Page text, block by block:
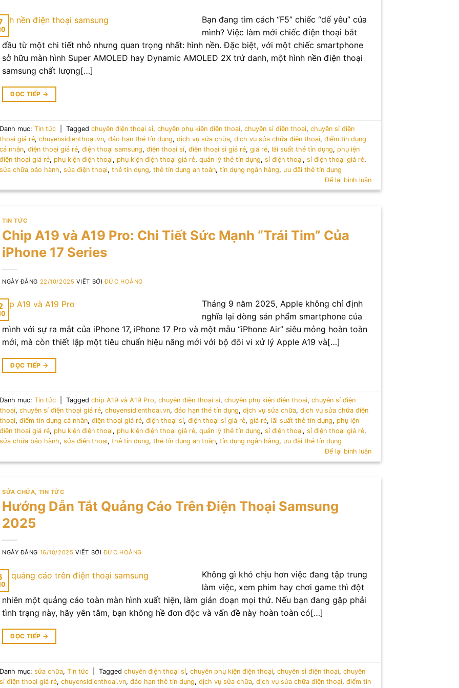
Bạn đang tìm cách “F5” chiếc “dế yêu” của
mình? Việc làm mới chiếc điện thoại bắt
đầu từ một chi tiết nhỏ nhưng quan trọng nhất: hình nền. Đặc biệt, với một chiếc smartphone
sở hữu màn hình Super AMOLED hay Dynamic AMOLED 2X trứ danh, một hình nền điện thoại
samsung chất lượng[…]
ĐỌC TIẾP →
Danh mục:Tin tức Taggedchuyên điện thoại sỉ,chuyên phụ kiện điện thoại,chuyên sỉ điện thoại,chuyên sỉ điện
thoại giá rẻ,chuyensidienthoai.vn,đáo hạn thẻ tín dụng,dịch vụ sửa chữa,dịch vụ sửa chữa điện thoại,điểm tín dụng
cá nhân,điện thoại giá rẻ,điện thoại samsung,điện thoại sỉ,điện thoại sỉ giá rẻ,giá rẻ, lãi suất thẻ tín dụng, phụ iện
điện thoại giá rẻ, phụ kiện điện thoại, phụ kiện điện thoại giá rẻ,quản lý thẻ tín dụng,sỉ điện thoại,sỉ điện thoại giá rẻ,
sửa chữa bảo hành,sửa điện thoại,thẻ tín dụng,thẻ tín dụng an toàn,tín dụng ngân hàng, ưu đãi thẻ tín dụng
Để lại bình luận
TIN TỨC
Chip A19 và A19 Pro: Chi Tiết Sức Mạnh “Trái Tim” Của
iPhone 17 Series
NGÀY ĐĂNG 22/10/2025 VIẾT BỞIĐỨC HOÀNG
Tháng 9 năm 2025, Apple không chỉ định
nghĩa lại dòng sản phẩm smartphone của
mình với sự ra mắt của iPhone 17, iPhone 17 Pro và một mẫu “iPhone Air” siêu mỏng hoàn toàn
mới, mà còn thiết lập một tiêu chuẩn hiệu năng mới với bộ đôi vi xử lý Apple A19 và[…]
ĐỌC TIẾP →
Danh mục:Tin tức Taggedchip A19 và A19 Pro,chuyên điện thoại sỉ,chuyên phụ kiện điện thoại,chuyên sỉ điện
thoại,chuyên sỉ điện thoại giá rẻ,chuyensidienthoai.vn,đáo hạn thẻ tín dụng,dịch vụ sửa chữa,dịch vụ sửa chữa điện
thoại,điểm tín dụng cá nhân,điện thoại giá rẻ,điện thoại sỉ,điện thoại sỉ giá rẻ,giá rẻ, lãi suất thẻ tín dụng, phụ iện
điện thoại giá rẻ, phụ kiện điện thoại, phụ kiện điện thoại giá rẻ,quản lý thẻ tín dụng,sỉ điện thoại,sỉ điện thoại giá rẻ,
sửa chữa bảo hành,sửa điện thoại,thẻ tín dụng,thẻ tín dụng an toàn,tín dụng ngân hàng, ưu đãi thẻ tín dụng
Để lại bình luận
SỬA CHỮA, TIN TỨC
Hướng Dẫn Tắt Quảng Cáo Trên Điện Thoại Samsung
2025
NGÀY ĐĂNG 16/10/2025 VIẾT BỞIĐỨC HOÀNG
Không gì khó chịu hơn việc đang tập trung
làm việc, xem phim hay chơi game thì đột
nhiên một quảng cáo toàn màn hình xuất hiện, làm gián đoạn mọi thứ. Nếu bạn đang gặp phải
tình trạng này, hãy yên tâm, bạn không hề đơn độc và vấn đề này hoàn toàn có[…]
ĐỌC TIẾP →
Danh mục:sửa chữa,Tin tức Taggedchuyên điện thoại sỉ,chuyên phụ kiện điện thoại,chuyên sỉ điện thoại,chuyên
sỉ điện thoại giá rẻ,chuyensidienthoai.vn,đáo hạn thẻ tín dụng,dịch vụ sửa chữa,dịch vụ sửa chữa điện thoại,điểm tín